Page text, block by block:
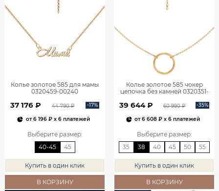
Колье золотое 585 для мамы
0320459-00240
37 176 ₽ 44 790 ₽ -17%
от6 196 ₽x 6 платежей
Выберите размер:
40-45
45
Купить в один клик
В КОРЗИНУ
Колье золотое 585 чокер
цепочка без камней 0320351-
39 644 ₽ 60 990 ₽ -35%
от6 608 ₽ x 6 платежей
Выберите размер:
35
38 40 45 50 55
Купить в один клик
В КОРЗИНУ